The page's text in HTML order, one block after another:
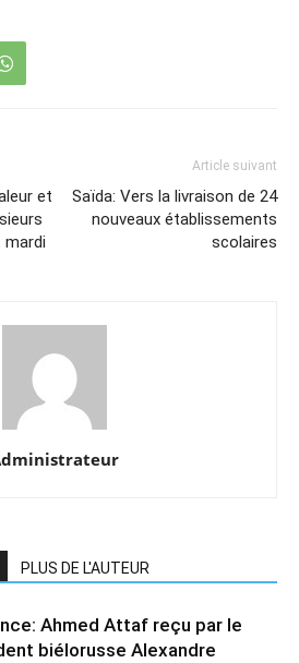
et
mardi
Article suivant
Saïda: Vers la livraison de 24
nouveaux établissements
scolaires
PLUS DE L'AUTEUR
Ahmed Attaf reçu par le
biélorusse Alexandre